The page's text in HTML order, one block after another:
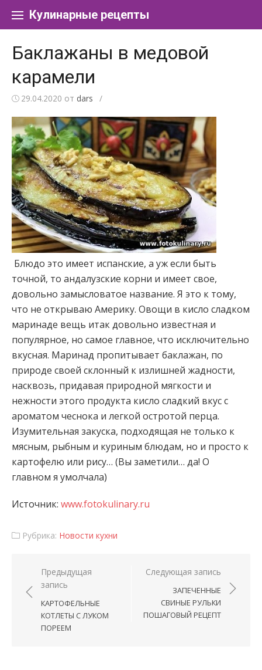
Кулинарные рецепты
Баклажаны в медовой
карамели
29.04.2020 от dars /
Блюдо это имеет испанские, а уж если быть
точной, то андалузские корни и имеет свое,
довольно замысловатое название. Я это к тому,
что не открываю Америку. Овощи в кисло сладком
маринаде вещь итак довольно известная и
популярное, но самое главное, что исключительно
вкусная. Маринад пропитывает баклажан, по
природе своей склонный к излишней жадности,
насквозь, придавая природной мягкости и
нежности этого продукта кисло сладкий вкус с
ароматом чеснока и легкой остротой перца.
Изумительная закуска, подходящая не только к
мясным, рыбным и куриным блюдам, но и просто к
картофелю или рису… (Вы заметили… да! О
главном я умолчала)
Источник: www.fotokulinary.ru
Рубрика: Новости кухни
Навигация по записям
Предыдущая
запись
КАРТОФЕЛЬНЫЕ
КОТЛЕТЫ С ЛУКОМ
ПОРЕЕМ
Следующая запись
ЗАПЕЧЕННЫЕ
СВИНЫЕ РУЛЬКИ
ПОШАГОВЫЙ РЕЦЕПТ